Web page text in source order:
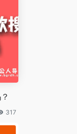
317